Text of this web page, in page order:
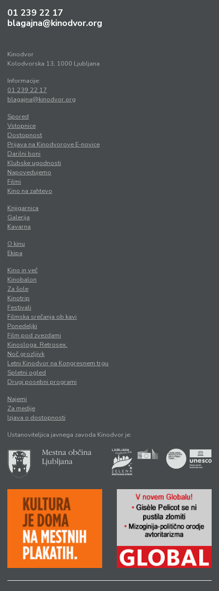
01 239 22 17
blagajna@kinodvor.org
Kinodvor
Kolodvorska 13, 1000 Ljubljana
Informacije:
01 239 22 17
blagajna@kinodvor.org
Spored
Vstopnice
Dostopnost
Prijava na Kinodvorove E-novice
Darilni boni
Klubske ugodnosti
Napovedujemo
Filmi
Kino na zahtevo
Knjigarnica
Galerija
Kavarna
O kinu
Ekipa
Kino in več
Kinobalon
Za šole
Kinotrip
Festivali
Filmska srečanja ob kavi
Ponedeljki
Film pod zvezdami
Kinosloga. Retrosex.
Noč grozljivk
Letni Kinodvor na Kongresnem trgu
Spletni ogled
Drugi posebni programi
Najemi
Za medije
Izjava o dostopnosti
Ustanoviteljica javnega zavoda Kinodvor je: